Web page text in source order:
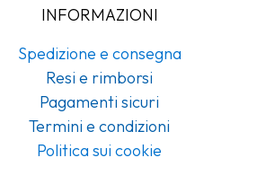
INFORMAZIONI
Spedizione e consegna
Resi e rimborsi
Pagamenti sicuri
Termini e condizioni
Politica sui cookie